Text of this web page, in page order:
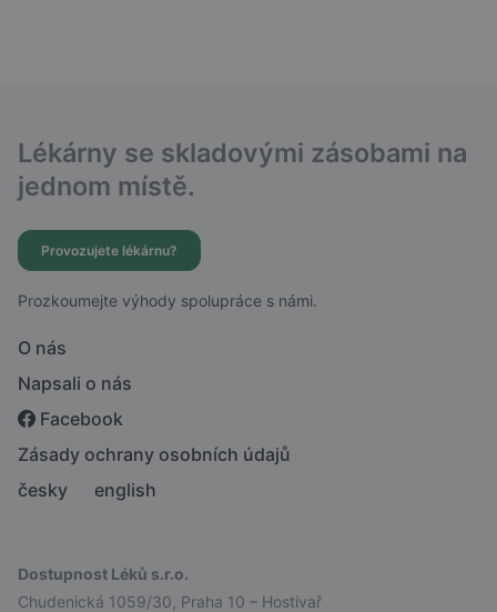
Lékárny se skladovými zásobami na
jednom místě.
Provozujete lékárnu?
Prozkoumejte výhody spolupráce s námi.
O nás
Napsali o nás
Facebook
Zásady ochrany osobních údajů
česky
english
Dostupnost Léků s.r.o.
Chudenická 1059/30, Praha 10 – Hostivař